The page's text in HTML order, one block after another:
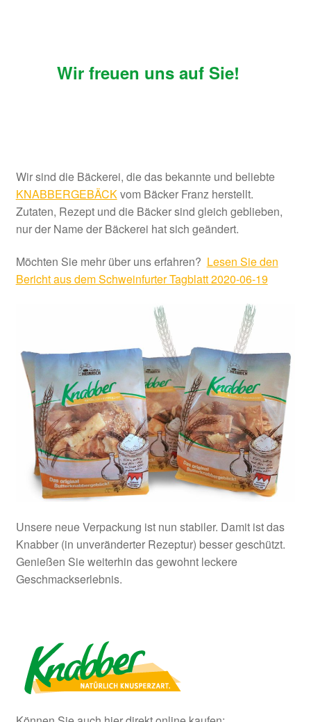
Wir freuen uns auf Sie!
Wir sind die Bäckerei, die das bekannte und beliebte
KNABBERGEBÄCKvom Bäcker Franz herstellt.
Zutaten, Rezept und die Bäcker sind gleich geblieben,
nur der Name der Bäckerei hat sich geändert.
Möchten Sie mehr über uns erfahren? Lesen Sie den
Bericht aus dem Schweinfurter Tagblatt 2020-06-19
Unsere neue Verpackung ist nun stabiler. Damit ist das
Knabber (in unveränderter Rezeptur) besser geschützt.
Genießen Sie weiterhin das gewohnt leckere
Geschmackserlebnis.